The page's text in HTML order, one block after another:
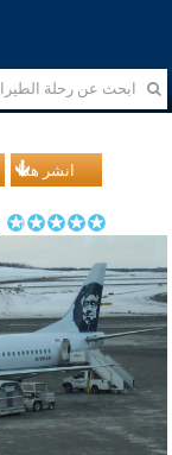
انشر هذا